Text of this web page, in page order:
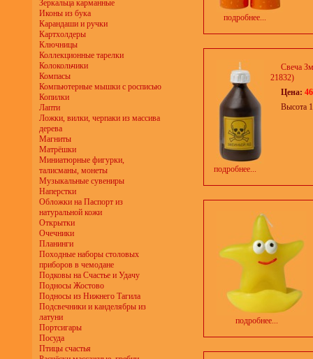
Зеркальца карманные
Иконы из бука
Карандаши и ручки
Картхолдеры
Ключницы
Коллекционные тарелки
Колокольчики
Компасы
Компьютерные мышки с росписью
Копилки
Лапти
Ложки, вилки, черпаки из массива
дерева
Магниты
Матрёшки
Миниатюрные фигурки,
талисманы, монеты
Музыкальные сувениры
Наперстки
Обложки на Паспорт из
натуральной кожи
Открытки
Очечники
Планинги
Походные наборы столовых
приборов в чемодане
Подковы на Счастье и Удачу
Подносы Жостово
Подносы из Нижнего Тагила
Подсвечники и канделябры из
латуни
Портсигары
Посуда
Птицы счастья
подробнее...
подробнее...
Свеча
21832)
Цена:
Высота
подробнее...